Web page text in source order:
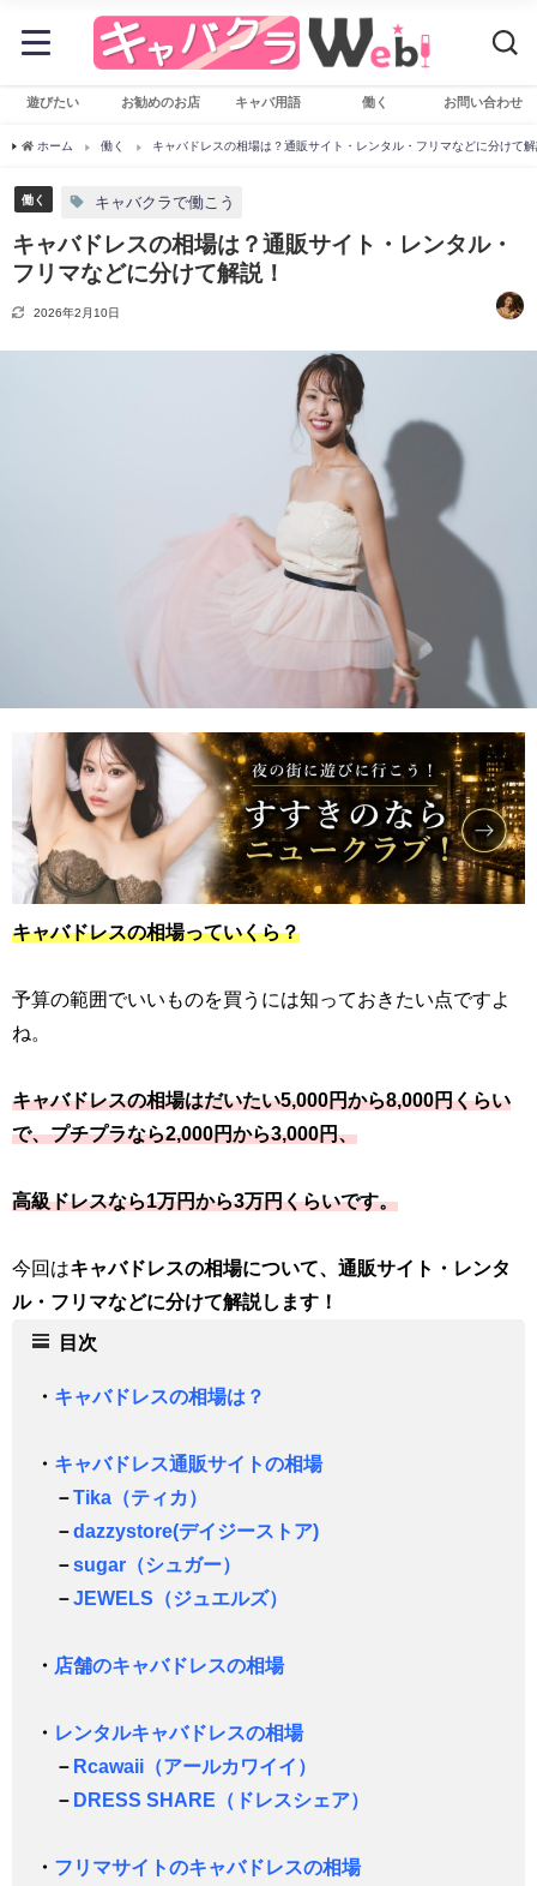
遊びたい お勧めのお店 キャバ用語 働く お問い合わせ
ホーム 働く キャバドレスの相場は？通販サイト・レンタル・フリマなどに分けて
働く キャバクラで働こう
キャバドレスの相場は？通販サイト・レンタル・
フリマなどに分けて解説！
2026年2月10日
キャバドレスの相場っていくら？
予算の範囲でいいものを買うには知っておきたい点ですよ
ね。
キャバドレスの相場はだいたい5,000円から8,000円くらい
で、プチプラなら2,000円から3,000円、
高級ドレスなら1万円から3万円くらいです。
今回はキャバドレスの相場について、通販サイト・レンタ
ル・フリマなどに分けて解説します！
目次
・ キャバドレスの相場は？
・ キャバドレス通販サイトの相場
－Tika（ティカ）
－dazzystore(デイジーストア)
－sugar（シュガー）
－JEWELS（ジュエルズ）
・ 店舗のキャバドレスの相場
・ レンタルキャバドレスの相場
－ Rcawaii（アールカワイイ）
－ DRESS SHARE（ドレスシェア）
・ フリマサイトのキャバドレスの相場